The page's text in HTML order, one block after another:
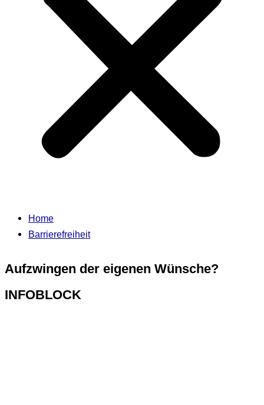
Home
Barrierefreiheit
Aufzwingen der eigenen Wünsche?
INFOBLOCK